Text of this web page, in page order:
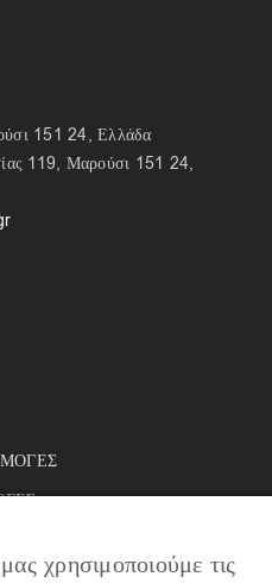
151 24, Ελλάδα
119, Μαρούσι 151 24,
χρησιμοποιούμε τις